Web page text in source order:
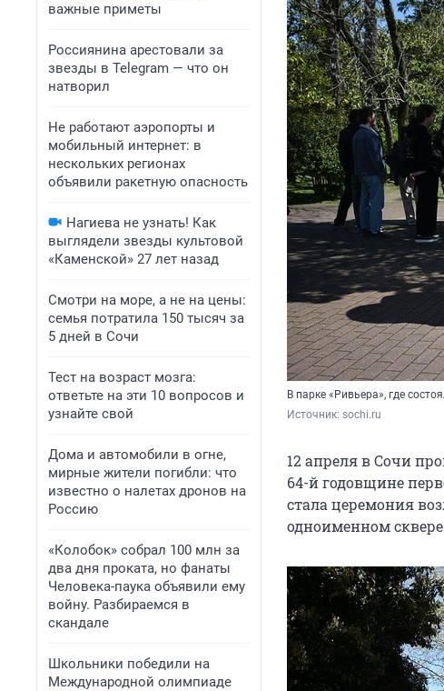
важные приметы
Россиянина арестовали за
звезды в Telegram — что он
натворил
Не работают аэропорты и
мобильный интернет: в
нескольких регионах
объявили ракетную опасность
Нагиева не узнать! Как
выглядели звезды культовой
«Каменской» 27 лет назад
Смотри на море, а не на цены:
семья потратила 150 тысяч за
5 дней в Сочи
Тест на возраст мозга:
ответьте на эти 10 вопросов и
узнайте свой
Дома и автомобили в огне,
мирные жители погибли: что
известно о налетах дронов на
Россию
«Колобок» собрал 100 млн за
два дня проката, но фанаты
Человека-паука объявили ему
войну. Разбираемся в
скандале
Школьники победили на
Международной олимпиаде
В парке «Ривьера», где
Источник: sochi.ru
12 апреля в Сочи
64-й годовщине
стала церемония
одноименном